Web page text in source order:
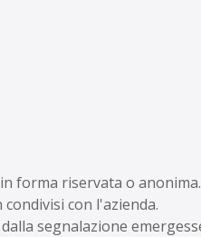
forma riservata o anonima.
con l'azienda.
segnalazione